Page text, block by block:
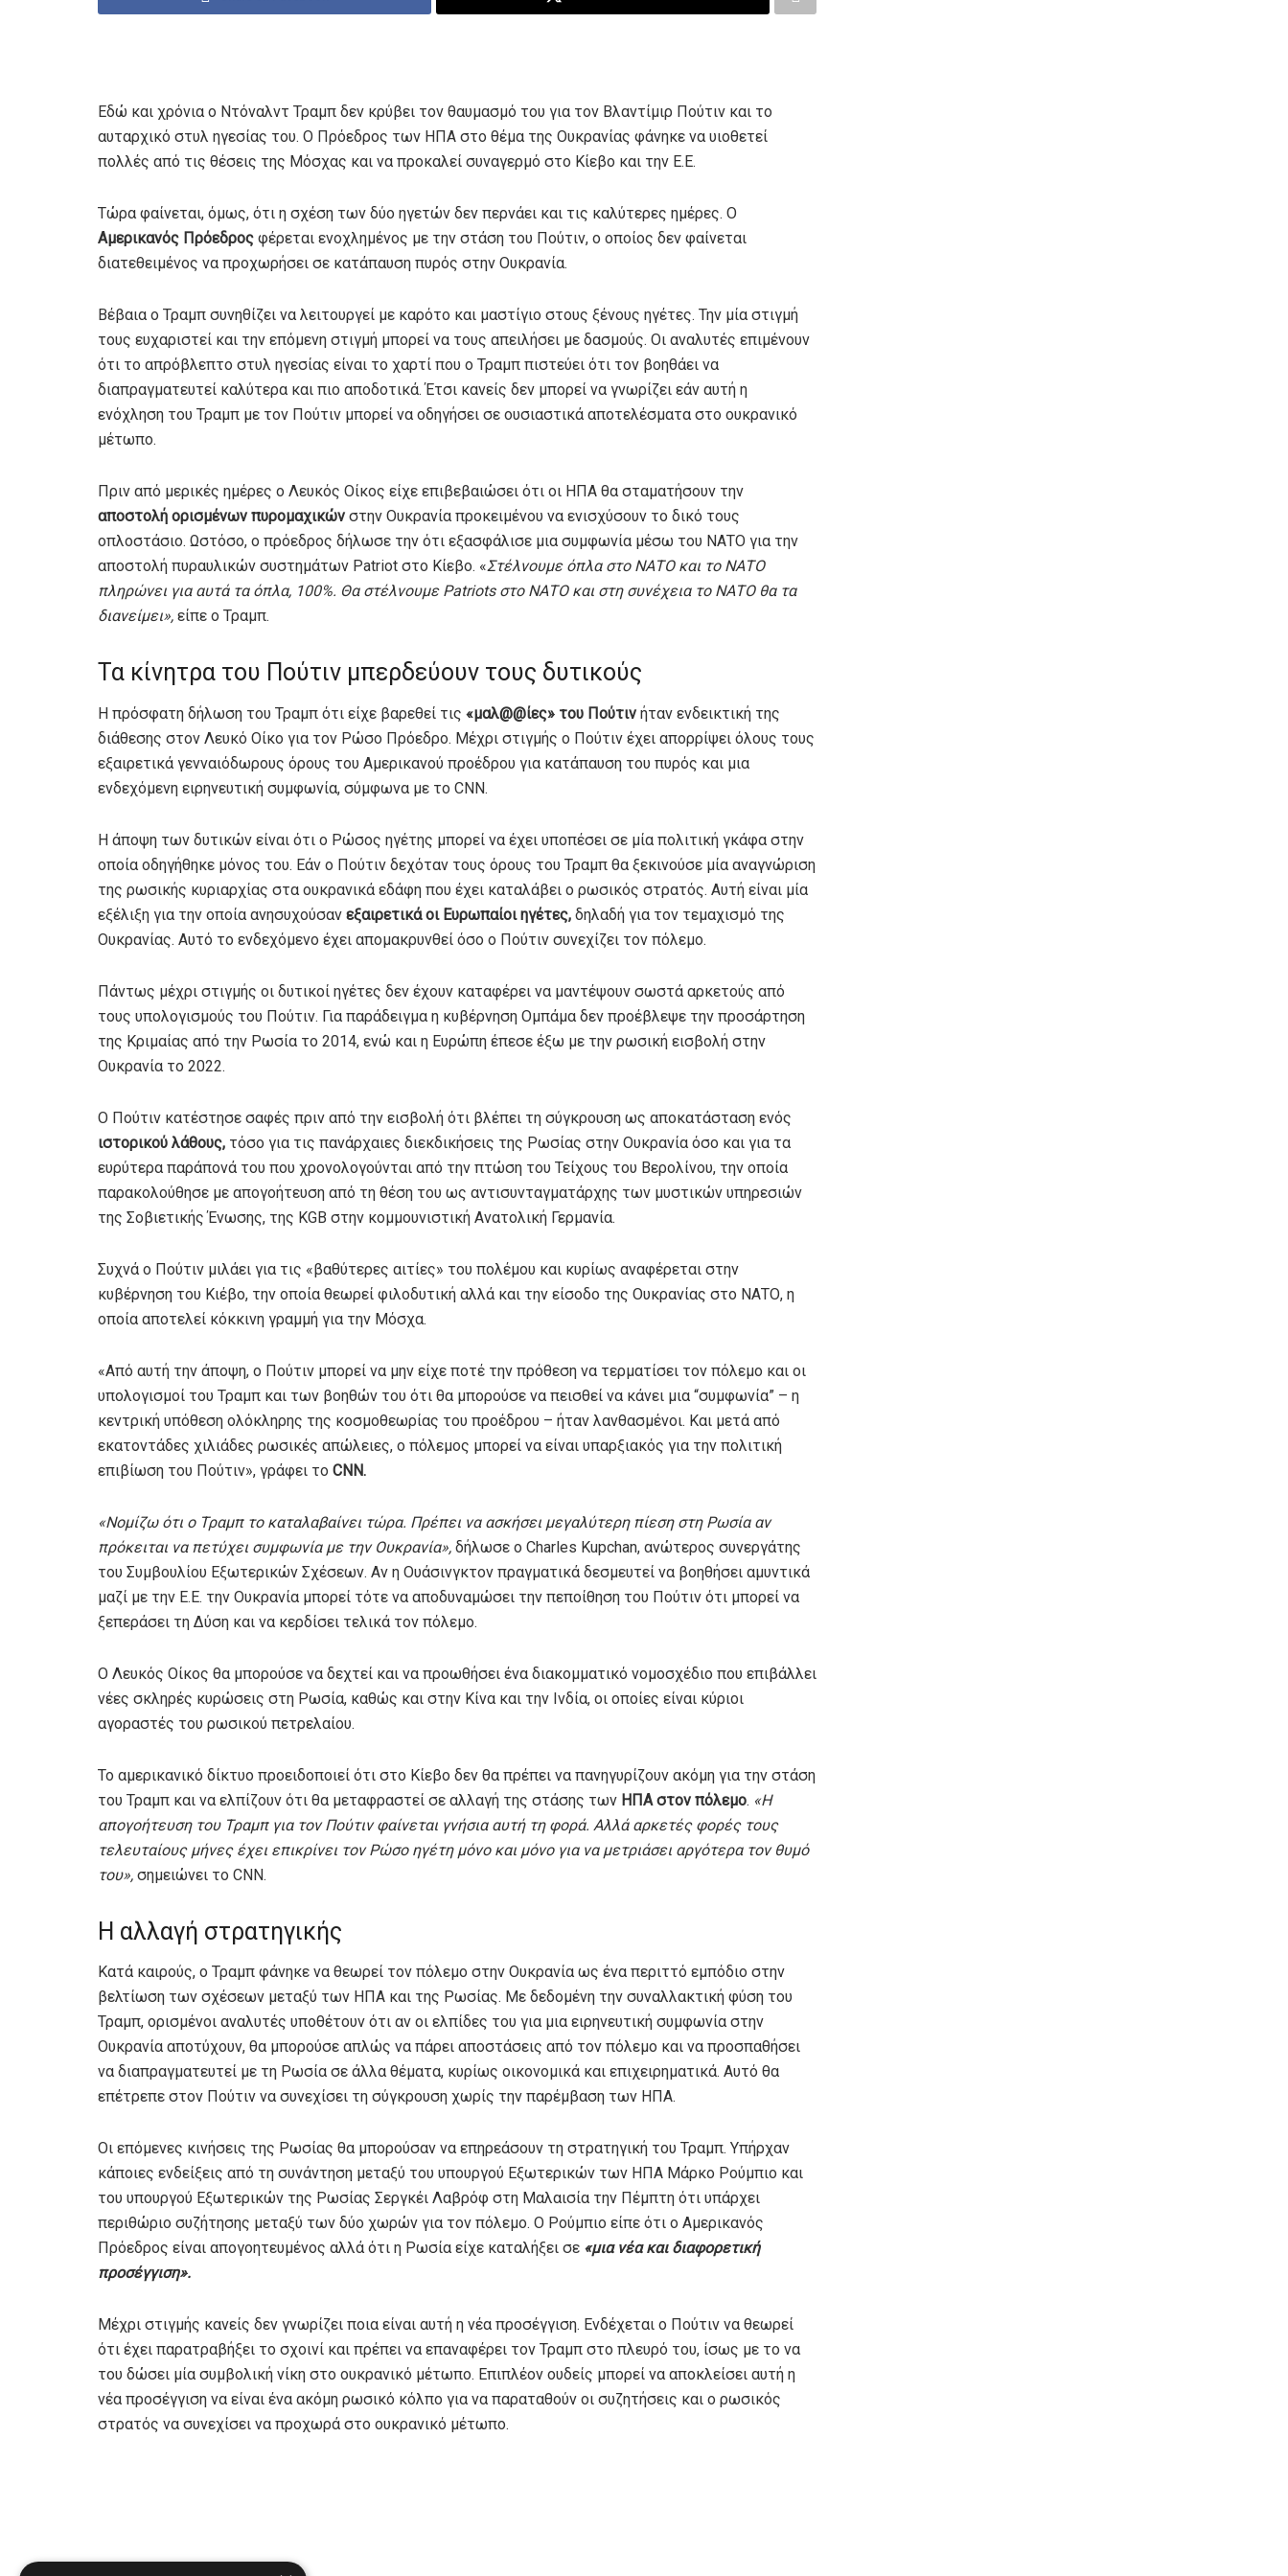
Εδώ και χρόνια ο Ντόναλντ Τραμπ δεν κρύβει τον θαυμασμό του για τον Βλαντίμιρ Πούτιν και το
αυταρχικό στυλ ηγεσίας του. Ο Πρόεδρος των ΗΠΑ στο θέμα της Ουκρανίας φάνηκε να υιοθετεί
πολλές από τις θέσεις της Μόσχας και να προκαλεί συναγερμό στο Κίεβο και την Ε.Ε.
Τώρα φαίνεται, όμως, ότι η σχέση των δύο ηγετών δεν περνάει και τις καλύτερες ημέρες. Ο
Αμερικανός Πρόεδρος φέρεται ενοχλημένος με την στάση του Πούτιν, ο οποίος δεν φαίνεται
διατεθειμένος να προχωρήσει σε κατάπαυση πυρός στην Ουκρανία.
Βέβαια ο Τραμπ συνηθίζει να λειτουργεί με καρότο και μαστίγιο στους ξένους ηγέτες. Την μία στιγμή
τους ευχαριστεί και την επόμενη στιγμή μπορεί να τους απειλήσει με δασμούς. Οι αναλυτές επιμένουν
ότι το απρόβλεπτο στυλ ηγεσίας είναι το χαρτί που ο Τραμπ πιστεύει ότι τον βοηθάει να
διαπραγματευτεί καλύτερα και πιο αποδοτικά. Έτσι κανείς δεν μπορεί να γνωρίζει εάν αυτή η
ενόχληση του Τραμπ με τον Πούτιν μπορεί να οδηγήσει σε ουσιαστικά αποτελέσματα στο ουκρανικό
μέτωπο.
Πριν από μερικές ημέρες ο Λευκός Οίκος είχε επιβεβαιώσει ότι οι ΗΠΑ θα σταματήσουν την
αποστολή ορισμένων πυρομαχικών στην Ουκρανία προκειμένου να ενισχύσουν το δικό τους
οπλοστάσιο. Ωστόσο, ο πρόεδρος δήλωσε την ότι εξασφάλισε μια συμφωνία μέσω του ΝΑΤΟ για την
αποστολή πυραυλικών συστημάτων Patriot στο Κίεβο. «Στέλνουμε όπλα στο ΝΑΤΟ και το ΝΑΤΟ
πληρώνει για αυτά τα όπλα, 100%. Θα στέλνουμε Patriots στο ΝΑΤΟ και στη συνέχεια το ΝΑΤΟ θα τα
διανείμει», είπε ο Τραμπ.
Τα κίνητρα του Πούτιν μπερδεύουν τους δυτικούς
Η πρόσφατη δήλωση του Τραμπ ότι είχε βαρεθεί τις «μαλ@@ίες» του Πούτιν ήταν ενδεικτική της
διάθεσης στον Λευκό Οίκο για τον Ρώσο Πρόεδρο. Μέχρι στιγμής ο Πούτιν έχει απορρίψει όλους τους
εξαιρετικά γενναιόδωρους όρους του Αμερικανού προέδρου για κατάπαυση του πυρός και μια
ενδεχόμενη ειρηνευτική συμφωνία, σύμφωνα με το CNN.
Η άποψη των δυτικών είναι ότι ο Ρώσος ηγέτης μπορεί να έχει υποπέσει σε μία πολιτική γκάφα στην
οποία οδηγήθηκε μόνος του. Εάν ο Πούτιν δεχόταν τους όρους του Τραμπ θα ξεκινούσε μία αναγνώριση
της ρωσικής κυριαρχίας στα ουκρανικά εδάφη που έχει καταλάβει ο ρωσικός στρατός. Αυτή είναι μία
εξέλιξη για την οποία ανησυχούσαν εξαιρετικά οι Ευρωπαίοι ηγέτες, δηλαδή για τον τεμαχισμό της
Ουκρανίας. Αυτό το ενδεχόμενο έχει απομακρυνθεί όσο ο Πούτιν συνεχίζει τον πόλεμο.
Πάντως μέχρι στιγμής οι δυτικοί ηγέτες δεν έχουν καταφέρει να μαντέψουν σωστά αρκετούς από
τους υπολογισμούς του Πούτιν. Για παράδειγμα η κυβέρνηση Ομπάμα δεν προέβλεψε την προσάρτηση
της Κριμαίας από την Ρωσία το 2014, ενώ και η Ευρώπη έπεσε έξω με την ρωσική εισβολή στην
Ουκρανία το 2022.
Ο Πούτιν κατέστησε σαφές πριν από την εισβολή ότι βλέπει τη σύγκρουση ως αποκατάσταση ενός
ιστορικού λάθους, τόσο για τις πανάρχαιες διεκδικήσεις της Ρωσίας στην Ουκρανία όσο και για τα
ευρύτερα παράπονά του που χρονολογούνται από την πτώση του Τείχους του Βερολίνου, την οποία
παρακολούθησε με απογοήτευση από τη θέση του ως αντισυνταγματάρχης των μυστικών υπηρεσιών
της Σοβιετικής Ένωσης, της KGB στην κομμουνιστική Ανατολική Γερμανία.
Συχνά ο Πούτιν μιλάει για τις «βαθύτερες αιτίες» του πολέμου και κυρίως αναφέρεται στην
κυβέρνηση του Κιέβο, την οποία θεωρεί φιλοδυτική αλλά και την είσοδο της Ουκρανίας στο ΝΑΤΟ, η
οποία αποτελεί κόκκινη γραμμή για την Μόσχα.
«Από αυτή την άποψη, ο Πούτιν μπορεί να μην είχε ποτέ την πρόθεση να τερματίσει τον πόλεμο και οι
υπολογισμοί του Τραμπ και των βοηθών του ότι θα μπορούσε να πεισθεί να κάνει μια “συμφωνία” – η
κεντρική υπόθεση ολόκληρης της κοσμοθεωρίας του προέδρου – ήταν λανθασμένοι. Και μετά από
εκατοντάδες χιλιάδες ρωσικές απώλειες, ο πόλεμος μπορεί να είναι υπαρξιακός για την πολιτική
επιβίωση του Πούτιν», γράφει το CNN.
«Νομίζω ότι ο Τραμπ το καταλαβαίνει τώρα. Πρέπει να ασκήσει μεγαλύτερη πίεση στη Ρωσία αν
πρόκειται να πετύχει συμφωνία με την Ουκρανία», δήλωσε ο Charles Kupchan, ανώτερος συνεργάτης
του Συμβουλίου Εξωτερικών Σχέσεων. Αν η Ουάσινγκτον πραγματικά δεσμευτεί να βοηθήσει αμυντικά
μαζί με την Ε.Ε. την Ουκρανία μπορεί τότε να αποδυναμώσει την πεποίθηση του Πούτιν ότι μπορεί να
ξεπεράσει τη Δύση και να κερδίσει τελικά τον πόλεμο.
Ο Λευκός Οίκος θα μπορούσε να δεχτεί και να προωθήσει ένα διακομματικό νομοσχέδιο που επιβάλλει
νέες σκληρές κυρώσεις στη Ρωσία, καθώς και στην Κίνα και την Ινδία, οι οποίες είναι κύριοι
αγοραστές του ρωσικού πετρελαίου.
Το αμερικανικό δίκτυο προειδοποιεί ότι στο Κίεβο δεν θα πρέπει να πανηγυρίζουν ακόμη για την στάση
του Τραμπ και να ελπίζουν ότι θα μεταφραστεί σε αλλαγή της στάσης των ΗΠΑ στον πόλεμο. «Η
απογοήτευση του Τραμπ για τον Πούτιν φαίνεται γνήσια αυτή τη φορά. Αλλά αρκετές φορές τους
τελευταίους μήνες έχει επικρίνει τον Ρώσο ηγέτη μόνο και μόνο για να μετριάσει αργότερα τον θυμό
του», σημειώνει το CNN.
Η αλλαγή στρατηγικής
Κατά καιρούς, ο Τραμπ φάνηκε να θεωρεί τον πόλεμο στην Ουκρανία ως ένα περιττό εμπόδιο στην
βελτίωση των σχέσεων μεταξύ των ΗΠΑ και της Ρωσίας. Με δεδομένη την συναλλακτική φύση του
Τραμπ, ορισμένοι αναλυτές υποθέτουν ότι αν οι ελπίδες του για μια ειρηνευτική συμφωνία στην
Ουκρανία αποτύχουν, θα μπορούσε απλώς να πάρει αποστάσεις από τον πόλεμο και να προσπαθήσει
να διαπραγματευτεί με τη Ρωσία σε άλλα θέματα, κυρίως οικονομικά και επιχειρηματικά. Αυτό θα
επέτρεπε στον Πούτιν να συνεχίσει τη σύγκρουση χωρίς την παρέμβαση των ΗΠΑ.
Οι επόμενες κινήσεις της Ρωσίας θα μπορούσαν να επηρεάσουν τη στρατηγική του Τραμπ. Υπήρχαν
κάποιες ενδείξεις από τη συνάντηση μεταξύ του υπουργού Εξωτερικών των ΗΠΑ Μάρκο Ρούμπιο και
του υπουργού Εξωτερικών της Ρωσίας Σεργκέι Λαβρόφ στη Μαλαισία την Πέμπτη ότι υπάρχει
περιθώριο συζήτησης μεταξύ των δύο χωρών για τον πόλεμο. Ο Ρούμπιο είπε ότι ο Αμερικανός
Πρόεδρος είναι απογοητευμένος αλλά ότι η Ρωσία είχε καταλήξει σε «μια νέα και διαφορετική
προσέγγιση».
Μέχρι στιγμής κανείς δεν γνωρίζει ποια είναι αυτή η νέα προσέγγιση. Ενδέχεται ο Πούτιν να θεωρεί
ότι έχει παρατραβήξει το σχοινί και πρέπει να επαναφέρει τον Τραμπ στο πλευρό του, ίσως με το να
του δώσει μία συμβολική νίκη στο ουκρανικό μέτωπο. Επιπλέον ουδείς μπορεί να αποκλείσει αυτή η
νέα προσέγγιση να είναι ένα ακόμη ρωσικό κόλπο για να παραταθούν οι συζητήσεις και ο ρωσικός
στρατός να συνεχίσει να προχωρά στο ουκρανικό μέτωπο.